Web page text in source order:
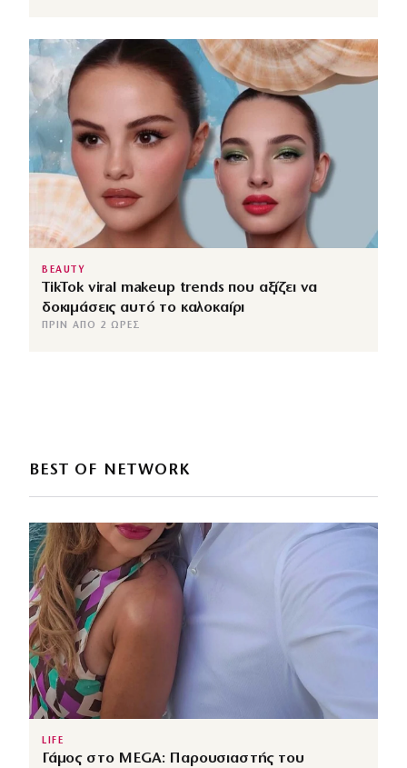
BEAUTY
TikTok viral makeup trends που αξίζει να
δοκιμάσεις αυτό το καλοκαίρι
ΠΡΙΝ ΑΠΌ 2 ΏΡΕΣ
BEST OF NETWORK
LIFE
Γάμος στο MEGA: Παρουσιαστής του